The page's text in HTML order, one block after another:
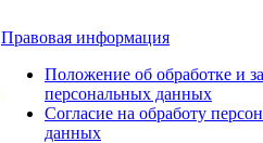
Правовая информация
Положение об обработке и
персональных данных
Согласие на обработу
данных